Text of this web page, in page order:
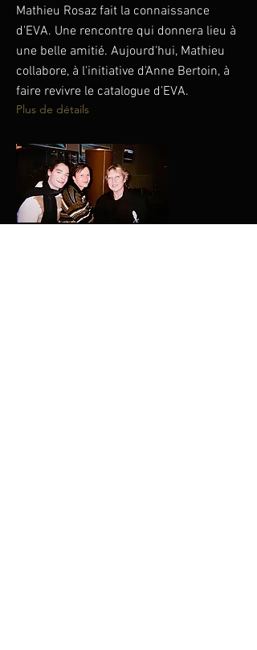
Mathieu Rosaz fait la connaissance
d'EVA. Une rencontre qui donnera lieu à
une belle amitié. Aujourd'hui, Mathieu
collabore, à l'initiative d'Anne Bertoin, à
faire revivre le catalogue d'EVA.
Plus de détails